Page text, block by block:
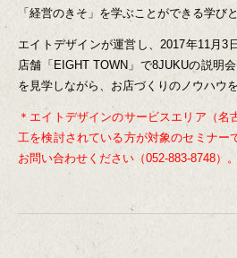
「経営のきそ」を学ぶことができる学び
エイトデザインが運営し、2017年11月3
店舗「EIGHT TOWN」で8JUKUの説明会
を見学しながら、お店づくりのノウハウ
＊エイトデザインのサービスエリア（名
工を検討されている方が対象のセミナー
お問い合わせください（052-883-8748）。